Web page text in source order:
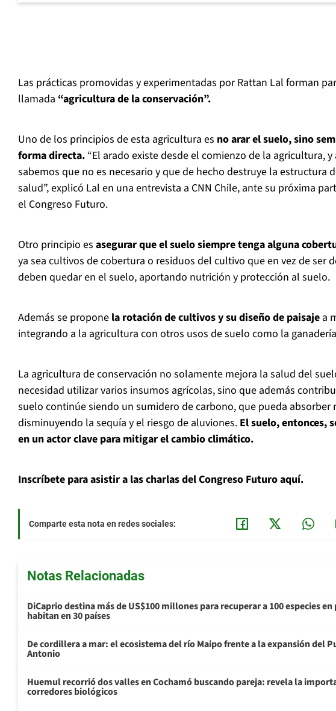
Las prácticas promovidas y experimentadas por Rattan Lal forman
llamada “agricultura de la conservación”.
Uno de los principios de esta agricultura es no arar el suelo, sino
forma directa. “El arado existe desde el comienzo de la agricultura, y
sabemos que no es necesario y que de hecho destruye la estructura
salud”, explicó Lal en una entrevista a CNN Chile, ante su próxima
el Congreso Futuro.
Otro principio es asegurar que el suelo siempre tenga alguna
ya sea cultivos de cobertura o residuos del cultivo que en vez de ser
deben quedar en el suelo, aportando nutrición y protección al suelo.
Además se propone la rotación de cultivos y su diseño de paisaje a
integrando a la agricultura con otros usos de suelo como la
La agricultura de conservación no solamente mejora la salud del
necesidad utilizar varios insumos agrícolas, sino que además
suelo continúe siendo un sumidero de carbono, que pueda absorber
disminuyendo la sequía y el riesgo de aluviones. El suelo, entonces,
en un actor clave para mitigar el cambio climático.
Inscríbete para asistir a las charlas del Congreso Futuro aquí.
Comparte esta nota en redes sociales:
Notas Relacionadas
DiCaprio destina más de US$100 millones para recuperar a 100 especies
habitan en 30 países
De cordillera a mar: el ecosistema del río Maipo frente a la expansión del
Antonio
Huemul recorrió dos valles en Cochamó buscando pareja: revela la
corredores biológicos